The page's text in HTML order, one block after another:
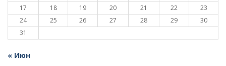
17
18 19 20 21 22
23
24
25 26 27 28 29
30
31
« Июн